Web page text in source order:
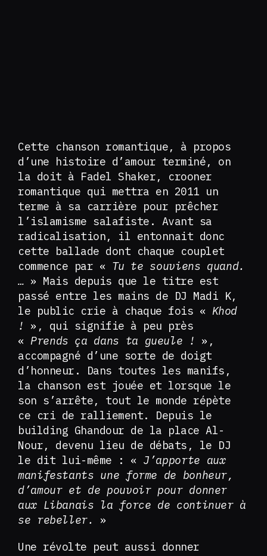
Cette chanson romantique, à propos
d’une histoire d’amour terminé, on
la doit à Fadel Shaker, crooner
romantique qui mettra en 2011 un
terme à sa carrière pour prêcher
l’islamisme salafiste. Avant sa
radicalisation, il entonnait donc
cette ballade dont chaque couplet
commence par « Tu te souviens quand.
… » Mais depuis que le titre est
passé entre les mains de DJ Madi K,
le public crie à chaque fois « Khod
! », qui signifie à peu près
« Prends ça dans ta gueule !
»,
accompagné d’une sorte de doigt
d’honneur. Dans toutes les manifs,
la chanson est jouée et lorsque le
son s’arrête, tout le monde répète
ce cri de ralliement. Depuis le
building Ghandour de la place Al-
Nour, devenu lieu de débats, le DJ
le dit lui-même : « J’apporte aux
manifestants une forme de bonheur,
d’amour et de pouvoir pour donner
aux Libanais la force de continuer à
se rebeller.
»
Une révolte peut aussi donner